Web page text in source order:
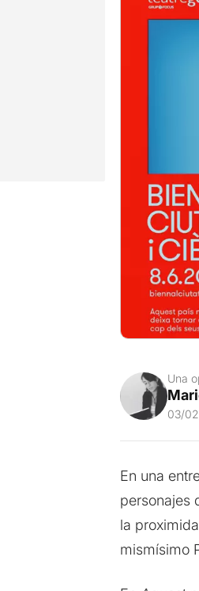
Una
03/
En una
personajes
la
mismísimo